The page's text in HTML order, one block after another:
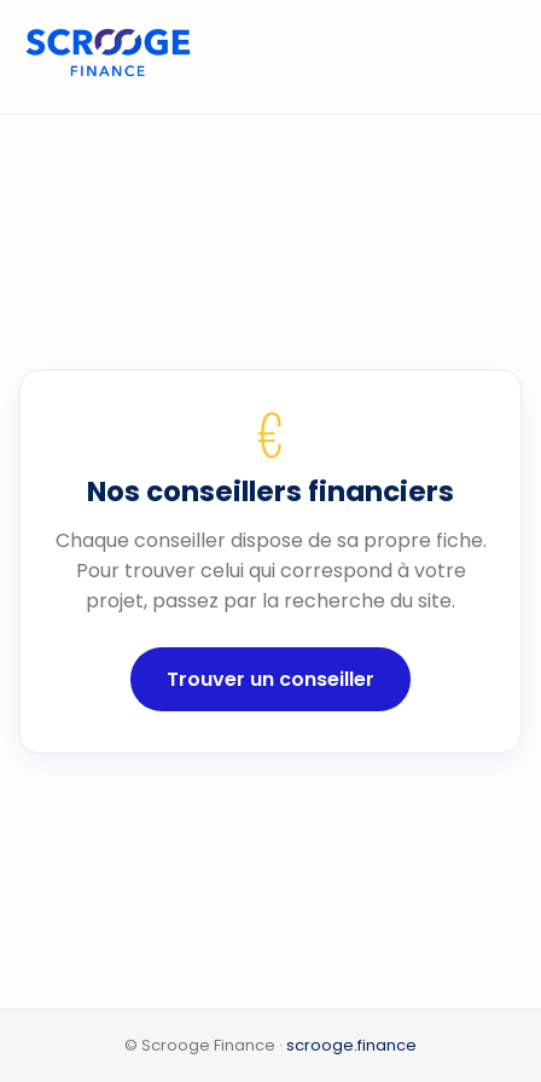
€
Nos conseillers financiers
Chaque conseiller dispose de sa propre fiche.
Pour trouver celui qui correspond à votre
projet, passez par la recherche du site.
Trouver un conseiller
© Scrooge Finance · scrooge.finance